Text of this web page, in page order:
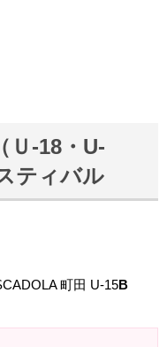
Ｕ-18・U-
ティバル
町田 U-15B